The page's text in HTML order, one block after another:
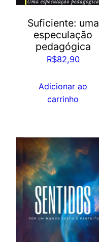
Suficiente: uma
especulação
pedagógica
R$82,90
Adicionar ao
carrinho